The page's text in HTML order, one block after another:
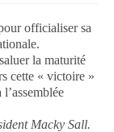
officialiser sa
la maturité
cette « victoire »
Macky Sall.